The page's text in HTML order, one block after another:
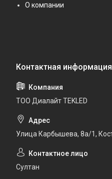
О компании
ТОО Диалайт TEKLED
Улица Карбышева, 8а/1,
Султан